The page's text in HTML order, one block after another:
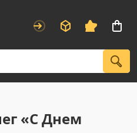
«С Днем